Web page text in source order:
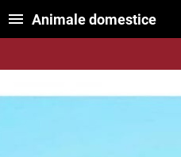
Animale domestice